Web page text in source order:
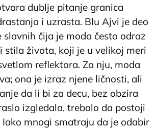
dublje pitanje granica
i uzrasta. Blu Ajvi je deo
slavnih čija je moda često odraz
stila života, koji je u velikoj meri
reflektora. Za nju, moda
ona je izraz njene ličnosti, ali
da li bi za decu, bez obzira
izgledala, trebalo da postoji
mnogi smatraju da je odabir